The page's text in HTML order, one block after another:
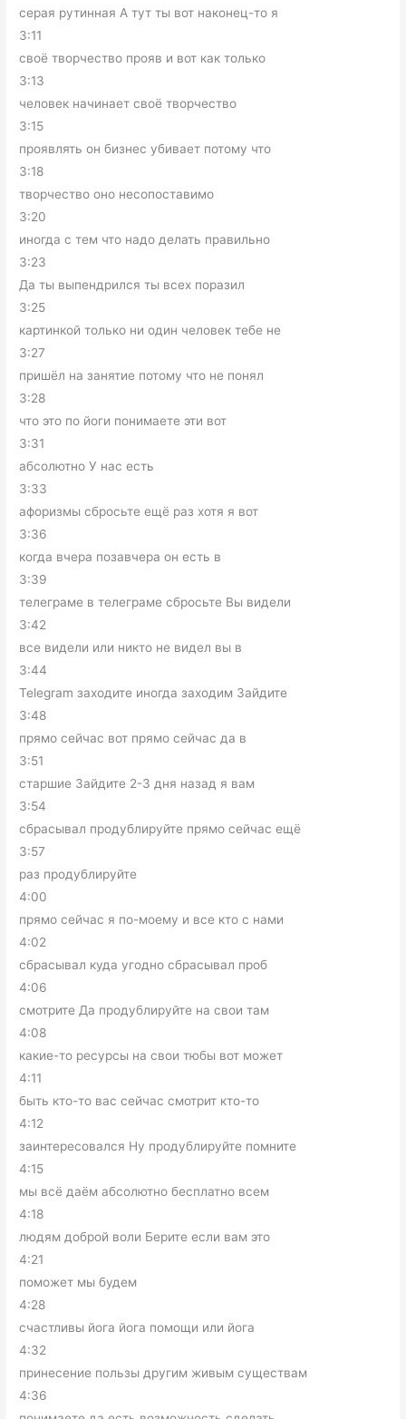
серая рутинная А тут ты вот наконец-то я
3:11
своё творчество прояв и вот как только
3:13
человек начинает своё творчество
3:15
проявлять он бизнес убивает потому что
3:18
творчество оно несопоставимо
3:20
иногда с тем что надо делать правильно
3:23
Да ты выпендрился ты всех поразил
3:25
картинкой только ни один человек тебе не
3:27
пришёл на занятие потому что не понял
3:28
что это по йоги понимаете эти вот
3:31
абсолютно У нас есть
3:33
афоризмы сбросьте ещё раз хотя я вот
3:36
когда вчера позавчера он есть в
3:39
телеграме в телеграме сбросьте Вы видели
3:42
все видели или никто не видел вы в
3:44
Telegram заходите иногда заходим Зайдите
3:48
прямо сейчас вот прямо сейчас да в
3:51
старшие Зайдите 2-3 дня назад я вам
3:54
сбрасывал продублируйте прямо сейчас ещё
3:57
раз продублируйте
4:00
прямо сейчас я по-моему и все кто с нами
4:02
сбрасывал куда угодно сбрасывал проб
4:06
смотрите Да продублируйте на свои там
4:08
какие-то ресурсы на свои тюбы вот может
4:11
быть кто-то вас сейчас смотрит кто-то
4:12
заинтересовался Ну продублируйте помните
4:15
мы всё даём абсолютно бесплатно всем
4:18
людям доброй воли Берите если вам это
4:21
поможет мы будем
4:28
счастливы йога йога помощи или йога
4:32
принесение пользы другим живым существам
4:36